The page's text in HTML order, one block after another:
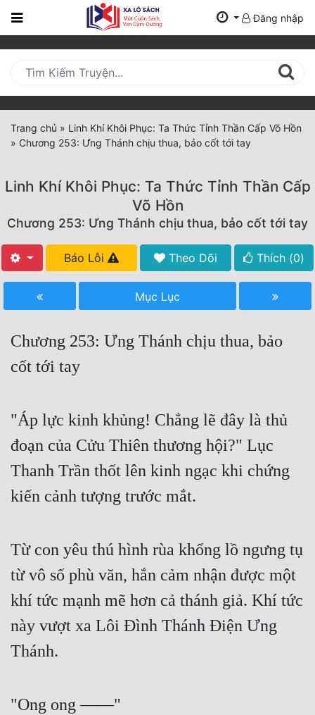
Trang
Mới
Cập
Nhật
(current)
Thể Loại
Tất Cả
Truyện Mới Ra
Hoàn Thành
Free
Hậu Cung
Truyện Dịch
Truyện Nhập Môn
Truyện ngắn
Xa Lộ Dịch
Cung Đấu
Dã Sử
Đăng nhập
Trang chủ » Linh Khí Khôi Phục: Ta Thức Tỉnh Thần Cấp Võ Hồn
» Chương 253: Ưng Thánh chịu thua, bảo cốt tới tay
Linh Khí Khôi Phục: Ta Thức Tỉnh Thần Cấp
Võ Hồn
Chương 253: Ưng Thánh chịu thua, bảo cốt tới tay
Báo Lỗi Theo Dõi Thích (0)
Mục Lục
Chương 253: Ưng Thánh chịu thua, bảo
cốt tới tay
"Áp lực kinh khủng! Chẳng lẽ đây là thủ
đoạn của Cửu Thiên thương hội?" Lục
Thanh Trần thốt lên kinh ngạc khi chứng
kiến cảnh tượng trước mắt.
Từ con yêu thú hình rùa khổng lồ ngưng tụ
từ vô số phù văn, hắn cảm nhận được một
khí tức mạnh mẽ hơn cả thánh giả. Khí tức
này vượt xa Lôi Đình Thánh Điện Ưng
Thánh.
"Ong ong ——"